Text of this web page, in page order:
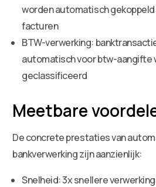
worden automatisch
facturen
BTW-verwerking:
automatisch voor btw-aangifte
geclassificeerd
Meetbare
De concrete prestaties van
bankverwerking zijn aanzienlijk:
Snelheid: 3x snellere